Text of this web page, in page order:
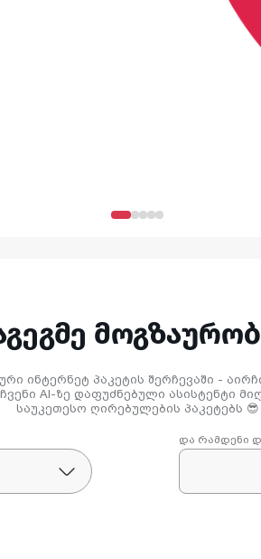
ინტერნეტ პაკეტის შერჩევაში -
AI-ზე დაფუძნებული ასისტენტი
საუკეთესო ღირებულების პაკეტებს 😎
და რამდენი